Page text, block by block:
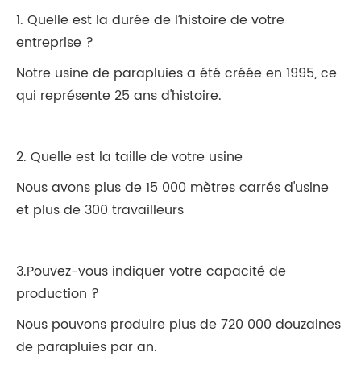
1. Quelle est la durée de l’histoire de votre
entreprise ?
Notre usine de parapluies a été créée en 1995, ce
qui représente 25 ans d'histoire.
2. Quelle est la taille de votre usine
Nous avons plus de 15 000 mètres carrés d'usine
et plus de 300 travailleurs
3.Pouvez-vous indiquer votre capacité de
production ?
Nous pouvons produire plus de 720 000 douzaines
de parapluies par an.